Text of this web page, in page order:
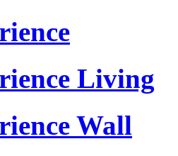
Living
Wall